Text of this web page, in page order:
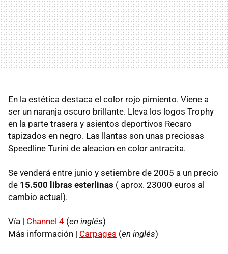
En la estética destaca el color rojo pimiento. Viene a
ser un naranja oscuro brillante. Lleva los logos Trophy
en la parte trasera y asientos deportivos Recaro
tapizados en negro. Las llantas son unas preciosas
Speedline Turini de aleacion en color antracita.
Se venderá entre junio y setiembre de 2005 a un precio
de 15.500 libras esterlinas ( aprox. 23000 euros al
cambio actual).
Vía | Channel 4 (en inglés)
Más información | Carpages (en inglés)